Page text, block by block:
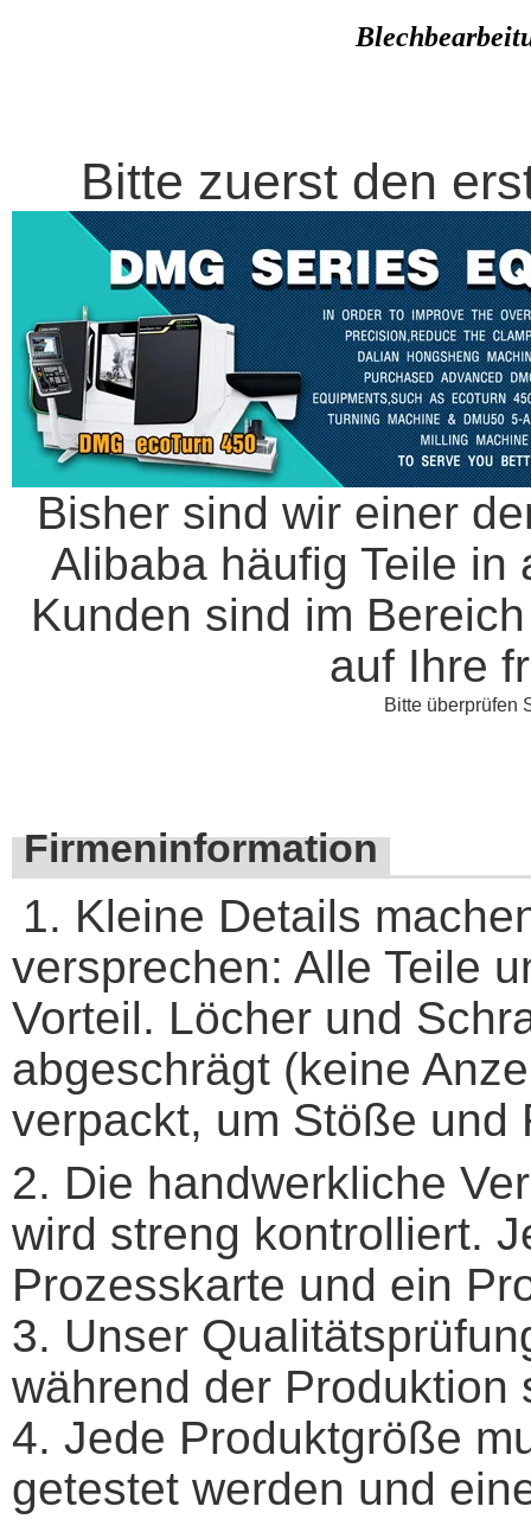
Bitte zuerst den
Bisher sind wir einer
Alibaba häufig Teile in
Kunden sind im
auf Ihre
Bitte überprüfen
Firmeninformation
1. Kleine Details
versprechen: Alle Teile
Vorteil. Löcher und
abgeschrägt (keine
verpackt, um Stöße und
2. Die handwerkliche
wird streng kontrolliert.
Prozesskarte und ein
3. Unser
während der Produktion
4. Jede Produktgröße
getestet werden und